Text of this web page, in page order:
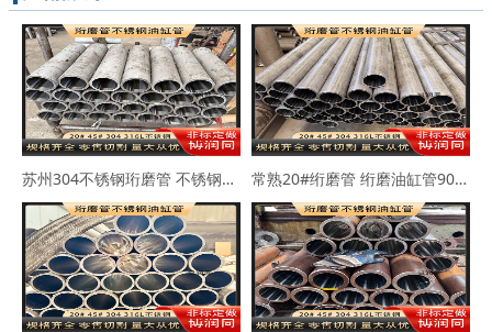
苏州304不锈钢珩磨管 不锈钢缸筒90*102 63*73 常熟20#绗磨管 绗磨油缸管90*114 100*110